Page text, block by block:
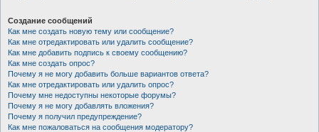
Создание сообщений
Как мне создать новую тему или сообщение?
Как мне отредактировать или удалить сообщение?
Как мне добавить подпись к своему сообщению?
Как мне создать опрос?
Почему я не могу добавить больше вариантов ответа?
Как мне отредактировать или удалить опрос?
Почему мне недоступны некоторые форумы?
Почему я не могу добавлять вложения?
Почему я получил предупреждение?
Как мне пожаловаться на сообщения модератору?